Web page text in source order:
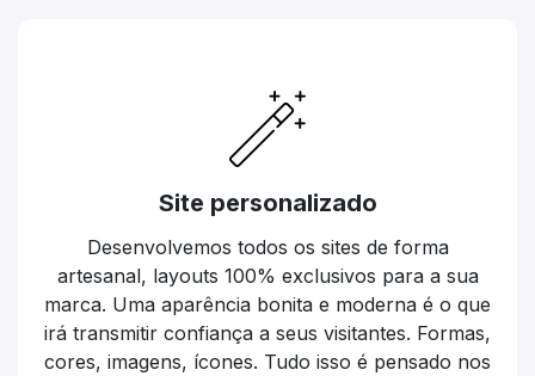
Site personalizado
Desenvolvemos todos os sites de forma
artesanal, layouts 100% exclusivos para a sua
marca. Uma aparência bonita e moderna é o que
irá transmitir confiança a seus visitantes. Formas,
cores, imagens, ícones. Tudo isso é pensado nos